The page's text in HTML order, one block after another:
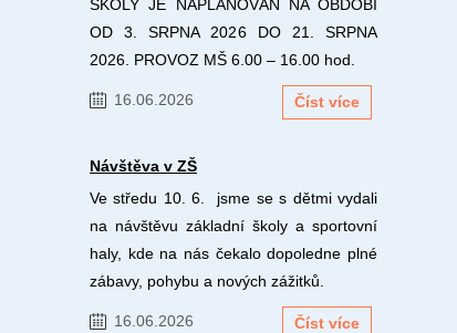
ŠKOLY JE NAPLÁNOVÁN NA OBDOBÍ
OD 3. SRPNA 2026 DO 21. SRPNA
2026. PROVOZ MŠ 6.00 – 16.00 hod.
16.06.2026 Číst více
Návštěva v ZŠ
Ve středu 10. 6. jsme se s dětmi vydali
na návštěvu základní školy a sportovní
haly, kde na nás čekalo dopoledne plné
zábavy, pohybu a nových zážitků.
16.06.2026 Číst více